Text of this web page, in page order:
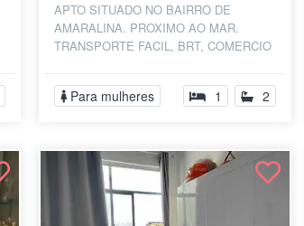
APTO SITUADO NO BAIRRO DE
AMARALINA. PROXIMO AO MAR.
TRANSPORTE FACIL, BRT, COMERCIO
SUPERMERCADO, Praias, Farmácias
PROXIMO...
Para mulheres 1 2